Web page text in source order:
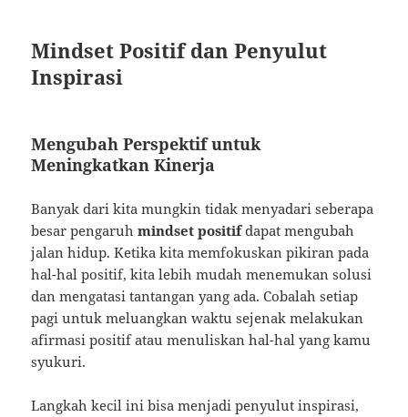
Mindset Positif dan Penyulut
Inspirasi
Mengubah Perspektif untuk
Meningkatkan Kinerja
Banyak dari kita mungkin tidak menyadari seberapa
besar pengaruhmindset positifdapat mengubah
jalan hidup. Ketika kita memfokuskan pikiran pada
hal-hal positif, kita lebih mudah menemukan solusi
dan mengatasi tantangan yang ada. Cobalah setiap
pagi untuk meluangkan waktu sejenak melakukan
afirmasi positif atau menuliskan hal-hal yang kamu
syukuri.
Langkah kecil ini bisa menjadi penyulut inspirasi,